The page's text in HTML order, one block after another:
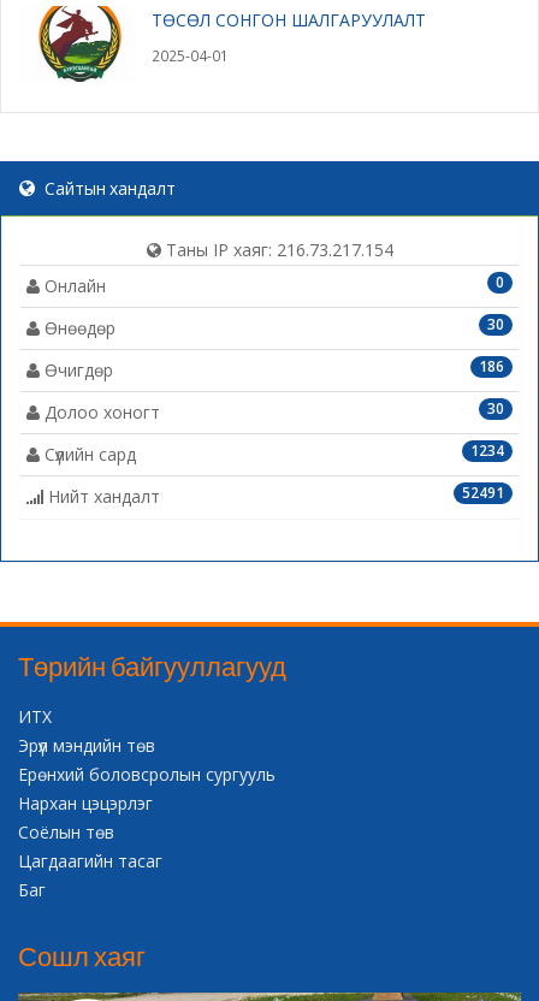
ТӨСӨЛ СОНГОН ШАЛГАРУУЛАЛТ
2025-04-01
Сайтын хандалт
Таны IP хаяг: 216.73.217.154
0
Онлайн
30
Өнөөдөр
186
Өчигдөр
30
Долоо хоногт
1234
Сүүлийн сард
52491
Нийт хандалт
Төрийн байгууллагууд
ИТХ
Эрүүл мэндийн төв
Ерөнхий боловсролын сургууль
Нархан цэцэрлэг
Соёлын төв
Цагдаагийн тасаг
Баг
Сошл хаяг